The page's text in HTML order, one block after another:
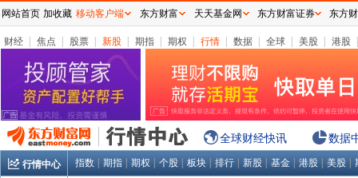
财经 | 焦点 | 股票 | 新股 | 期指 | 期权 | 行情 | 数据 | 全球 | 美股 | 港股
全球财经快讯 数据
行情中心 指数 | 期指 | 期权 | 个股 | 板块 | 排行 | 新股 | 基金 | 港股 | 美股 |
网站首页 加收藏 移动客户端 东方财富 天天基金网 东方财富证券 东方